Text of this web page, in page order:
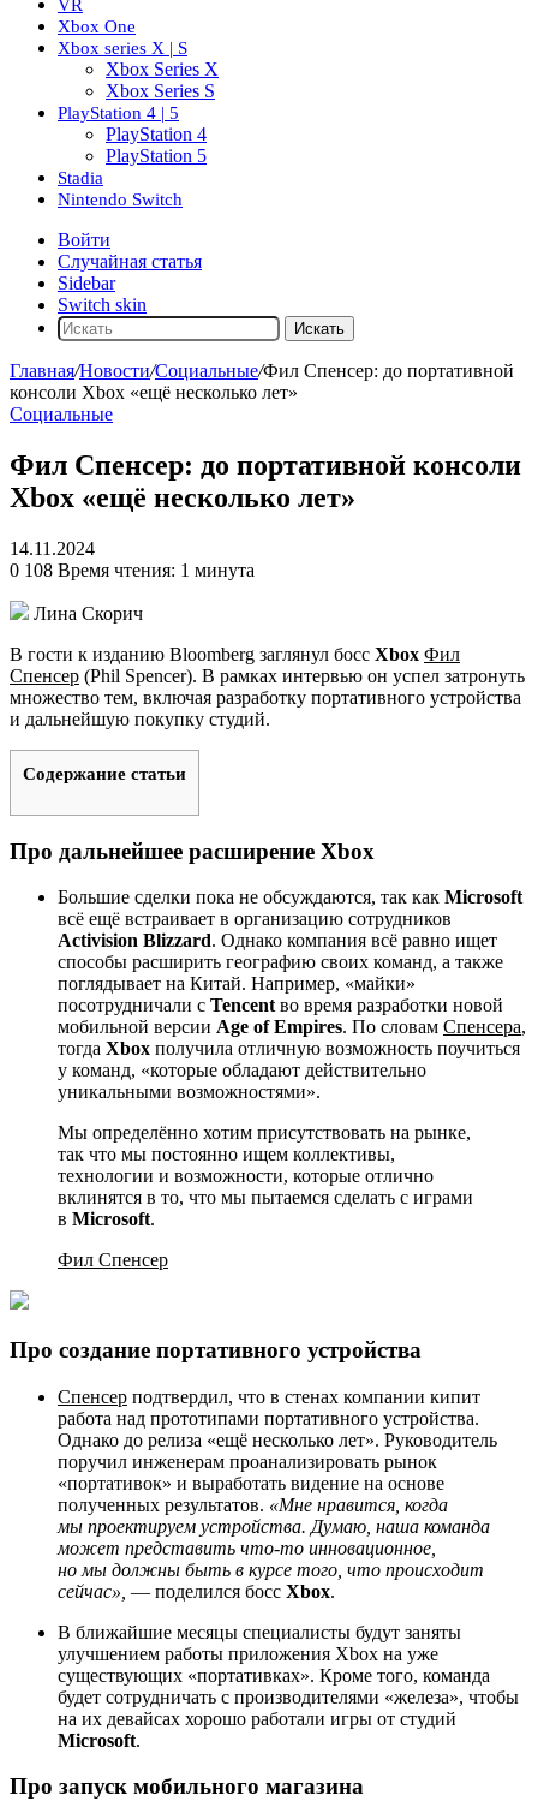
VR
Xbox One
Xbox series X | S
Xbox Series X
Xbox Series S
PlayStation 4 | 5
PlayStation 4
PlayStation 5
Stadia
Nintendo Switch
Войти
Случайная статья
Sidebar
Switch skin
Искать
Главная/Новости/Социальные/Фил Спенсер: до портативной
консоли Xbox «ещё несколько лет»
Социальные
Фил Спенсер: до портативной консоли
Xbox «ещё несколько лет»
14.11.2024
0 108 Время чтения: 1 минута
Лина Скорич
В гости к изданию Bloomberg заглянул босс Xbox Фил
Спенсер (Phil Spencer). В рамках интервью он успел затронуть
множество тем, включая разработку портативного устройства
и дальнейшую покупку студий.
Содержание статьи
Про дальнейшее расширение Xbox
Большие сделки пока не обсуждаются, так как Microsoft
всё ещё встраивает в организацию сотрудников
Activision Blizzard. Однако компания всё равно ищет
способы расширить географию своих команд, а также
поглядывает на Китай. Например, «майки»
посотрудничали с Tencent во время разработки новой
мобильной версии Age of Empires. По словам Спенсера,
тогда Xbox получила отличную возможность поучиться
у команд, «которые обладают действительно
уникальными возможностями».
Мы определённо хотим присутствовать на рынке,
так что мы постоянно ищем коллективы,
технологии и возможности, которые отлично
вклинятся в то, что мы пытаемся сделать с играми
в Microsoft.
Фил Спенсер
Про создание портативного устройства
Спенсер подтвердил, что в стенах компании кипит
работа над прототипами портативного устройства.
Однако до релиза «ещё несколько лет». Руководитель
поручил инженерам проанализировать рынок
«портативок» и выработать видение на основе
полученных результатов. «Мне нравится, когда
мы проектируем устройства. Думаю, наша команда
может представить что-то инновационное,
но мы должны быть в курсе того, что происходит
сейчас», — поделился босс Xbox.
В ближайшие месяцы специалисты будут заняты
улучшением работы приложения Xbox на уже
существующих «портативках». Кроме того, команда
будет сотрудничать с производителями «железа», чтобы
на их девайсах хорошо работали игры от студий
Microsoft.
Про запуск мобильного магазина